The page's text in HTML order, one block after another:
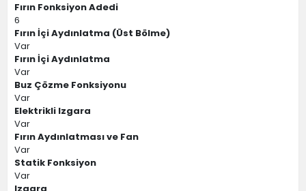
Fırın Fonksiyon Adedi
6
Fırın İçi Aydınlatma (Üst Bölme)
Var
Fırın İçi Aydınlatma
Var
Buz Çözme Fonksiyonu
Var
Elektrikli Izgara
Var
Fırın Aydınlatması ve Fan
Var
Statik Fonksiyon
Var